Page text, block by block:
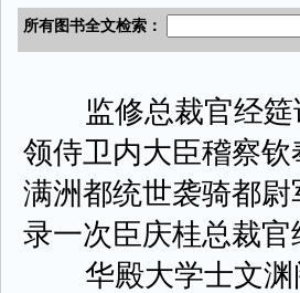
监修总裁官经筵
领侍卫内大臣稽察
满洲都统世袭骑都
录一次臣庆桂总裁
华殿大学士文渊